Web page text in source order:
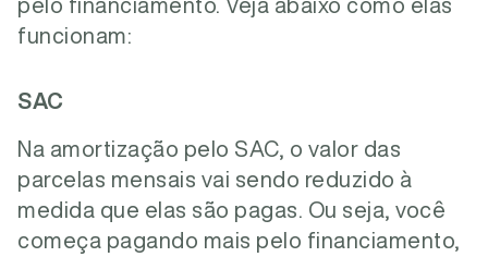
pelo financiamento. Veja abaixo como elas
funcionam:
SAC
Na amortização pelo SAC, o valor das
parcelas mensais vai sendo reduzido à
medida que elas são pagas. Ou seja, você
começa pagando mais pelo financiamento,